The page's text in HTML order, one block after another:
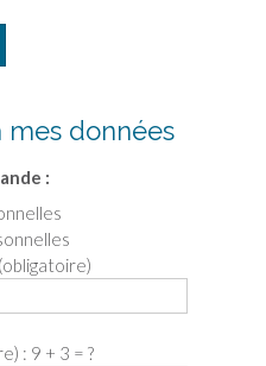
mes données
:
: 9 + 3 = ?